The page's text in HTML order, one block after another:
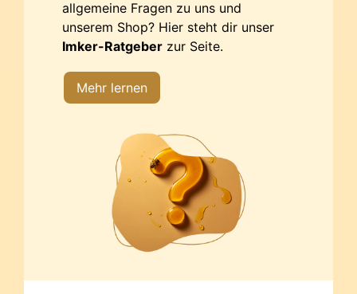
allgemeine Fragen zu uns und
unserem Shop? Hier steht dir unser
Imker-Ratgeber zur Seite.
Mehr lernen